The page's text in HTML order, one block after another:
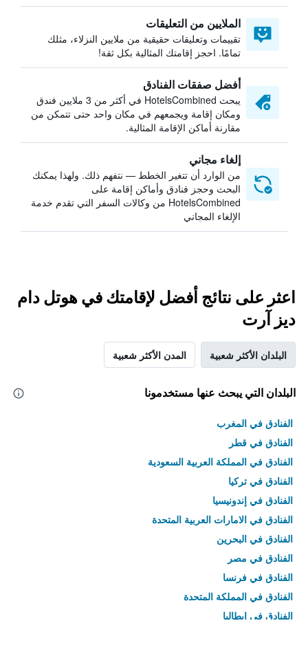
الملايين من التعليقات
تقييمات وتعليقات حقيقية من ملايين النزلاء، مثلك
تمامًا. احجز إقامتك المثالية بكل ثقة!
أفضل صفقات الفنادق
يبحث HotelsCombined في أكثر من 3 ملايين فندق
ومكان إقامة ويجمعهم في مكان واحد حتى تتمكن من
مقارنة أماكن الإقامة المثالية.
إلغاء مجاني
من الوارد أن تتغير الخطط — نتفهم ذلك. ولهذا يمكنك
البحث وحجز فنادق وأماكن إقامة على
HotelsCombined من وكالات السفر التي تقدم خدمة
الإلغاء المجاني
اعثر على نتائج أفضل لإقامتك في هوتل دام
ديز آرت
البلدان الأكثر شعبية المدن الأكثر شعبية
البلدان التي يبحث عنها مستخدمونا
الفنادق في المغرب
الفنادق في قطر
الفنادق في المملكة العربية السعودية
الفنادق في تركيا
الفنادق في إندونيسيا
الفنادق في الامارات العربية المتحدة
الفنادق في البحرين
الفنادق في مصر
الفنادق في فرنسا
الفنادق في المملكة المتحدة
الفنادق في إيطاليا